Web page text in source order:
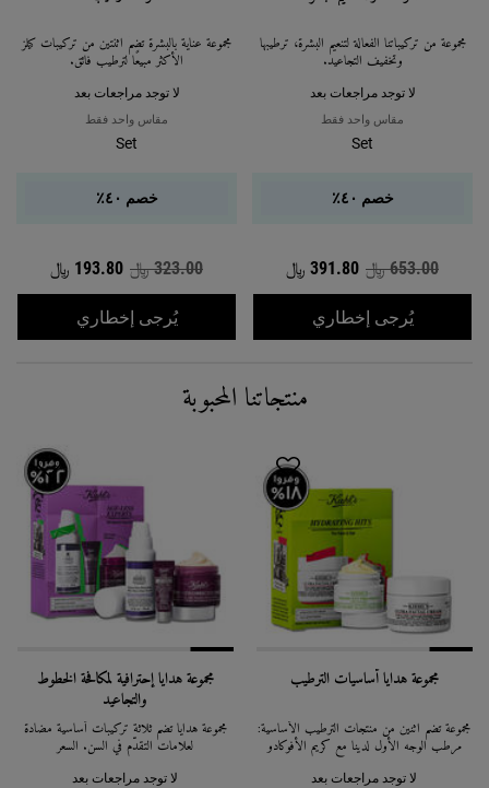
مجموعة من تركيباتنا الفعّالة لتنعيم البشرة، ترطيبها
وتخفيف التجاعيد.
لا توجد مراجعات بعد
مقاس واحد فقط
Set
خصم ٤٠٪
السعر القديم
653.00 ﷼ السعر الجديد
391.80 ﷼
يُرجى إخطاري
مجموعة عناية بالبشرة تضمّ اثنتين من تركيبات كيلز
الأكثر مبيعًا لترطيب فائق.
لا توجد مراجعات بعد
مقاس واحد فقط
Set
خصم ٤٠٪
السعر القديم
323.00 ﷼ السعر الجديد
193.80 ﷼
يُرجى إخطاري
منتجاتنا المحبوبة
مجموعة هدايا أساسيات الترطيب
مجموعة تضم اثنين من منتجات الترطيب الأساسية:
مرطب الوجه الأول لدينا مع كريم الأفوكادو
المغذي للعيون.
لا توجد مراجعات بعد
مجموعة هدايا إحترافية لمكافحة الخطوط
والتجاعيد
مجموعة هدايا تضم ثلاثة تركيبات أساسية مضادة
لعلامات التقدّم في السن. السعر
لا توجد مراجعات بعد